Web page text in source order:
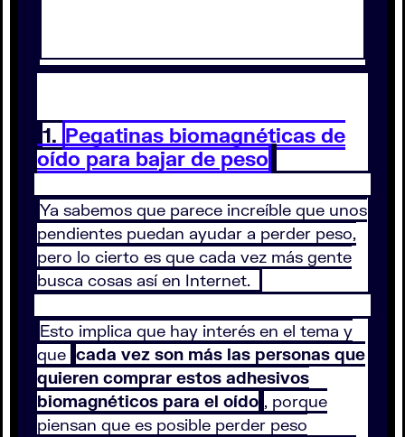
1. Pegatinas biomagnéticas de
oído para bajar de peso
Ya sabemos que parece increíble que unos
pendientes puedan ayudar a perder peso,
pero lo cierto es que cada vez más gente
busca cosas así en Internet.
Esto implica que hay interés en el tema y
que cada vez son más las personas que
quieren comprar estos adhesivos
biomagnéticos para el oído , porque
piensan que es posible perder peso